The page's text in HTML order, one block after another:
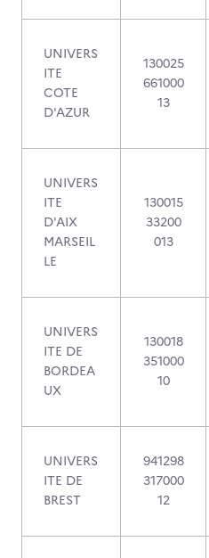
UNIVERS
ITE
COTE
D'AZUR
130025
661000
13
UNIVERS
ITE
D'AIX
MARSEIL
LE
130015
33200
013
UNIVERS
ITE DE
BORDEA
UX
130018
351000
10
UNIVERS
ITE DE
BREST
941298
317000
12